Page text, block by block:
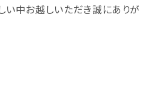
中お越しいただき誠にありが